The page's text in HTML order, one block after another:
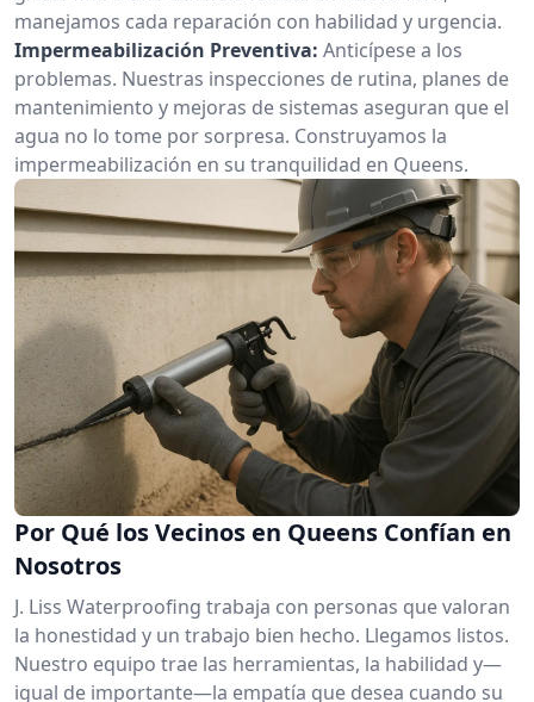
manejamos cada reparación con habilidad y urgencia.
Impermeabilización Preventiva: Anticípese a los
problemas. Nuestras inspecciones de rutina, planes de
mantenimiento y mejoras de sistemas aseguran que el
agua no lo tome por sorpresa. Construyamos la
impermeabilización en su tranquilidad en Queens.
Por Qué los Vecinos en Queens Confían en
Nosotros
J. Liss Waterproofing trabaja con personas que valoran
la honestidad y un trabajo bien hecho. Llegamos listos.
Nuestro equipo trae las herramientas, la habilidad y—
igual de importante—la empatía que desea cuando su